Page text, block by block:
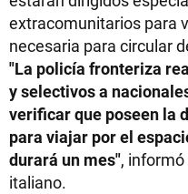
extracomunitarios para
necesaria para circular
"La policía fronteriza
y selectivos a
verificar que poseen la
para viajar por el
durará un mes",
italiano.